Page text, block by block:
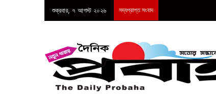
শুক্রবার, ৭ আগস্ট ২০২৬ সদ্যপ্রাপ্ত সংবাদ